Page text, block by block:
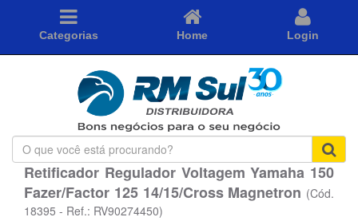
Categorias Home Login
O
que
você
está
procurando?
Retificador Regulador Voltagem Yamaha 150
Fazer/Factor 125 14/15/Cross Magnetron (Cód.
18395 - Ref.: RV90274450)